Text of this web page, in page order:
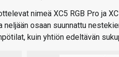
nimeä XC5 RGB Pro ja
osaan suunnattu
kuin yhtiön edeltävän